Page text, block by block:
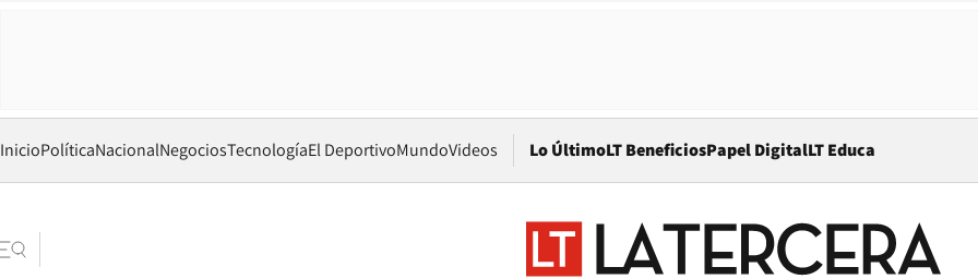
InicioPolíticaNacionalNegociosTecnologíaEl DeportivoMundoVideos Lo ÚltimoLT BeneficiosPapel DigitalOpens in new window
LT Educa